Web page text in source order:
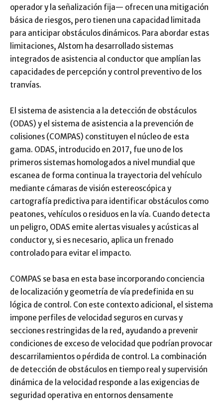
operador y la señalización fija— ofrecen una mitigación
básica de riesgos, pero tienen una capacidad limitada
para anticipar obstáculos dinámicos. Para abordar estas
limitaciones, Alstom ha desarrollado sistemas
integrados de asistencia al conductor que amplían las
capacidades de percepción y control preventivo de los
tranvías.
El sistema de asistencia a la detección de obstáculos
(ODAS) y el sistema de asistencia a la prevención de
colisiones (COMPAS) constituyen el núcleo de esta
gama. ODAS, introducido en 2017, fue uno de los
primeros sistemas homologados a nivel mundial que
escanea de forma continua la trayectoria del vehículo
mediante cámaras de visión estereoscópica y
cartografía predictiva para identificar obstáculos como
peatones, vehículos o residuos en la vía. Cuando detecta
un peligro, ODAS emite alertas visuales y acústicas al
conductor y, si es necesario, aplica un frenado
controlado para evitar el impacto.
COMPAS se basa en esta base incorporando conciencia
de localización y geometría de vía predefinida en su
lógica de control. Con este contexto adicional, el sistema
impone perfiles de velocidad seguros en curvas y
secciones restringidas de la red, ayudando a prevenir
condiciones de exceso de velocidad que podrían provocar
descarrilamientos o pérdida de control. La combinación
de detección de obstáculos en tiempo real y supervisión
dinámica de la velocidad responde a las exigencias de
seguridad operativa en entornos densamente